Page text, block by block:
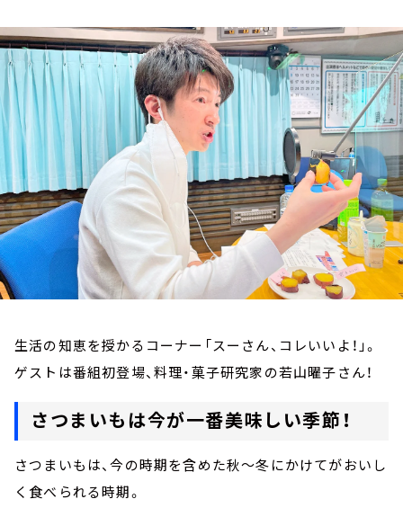
お知らせ
イベント・グッズ
YouTube
会社情報
生活の知恵を授かるコーナー「スーさん、コレいいよ！」。
ゲストは番組初登場、料理・菓子研究家の若山曜子さん！
さつまいもは今が一番美味しい季節！
さつまいもは、今の時期を含めた秋～冬にかけてがおいし
く食べられる時期。